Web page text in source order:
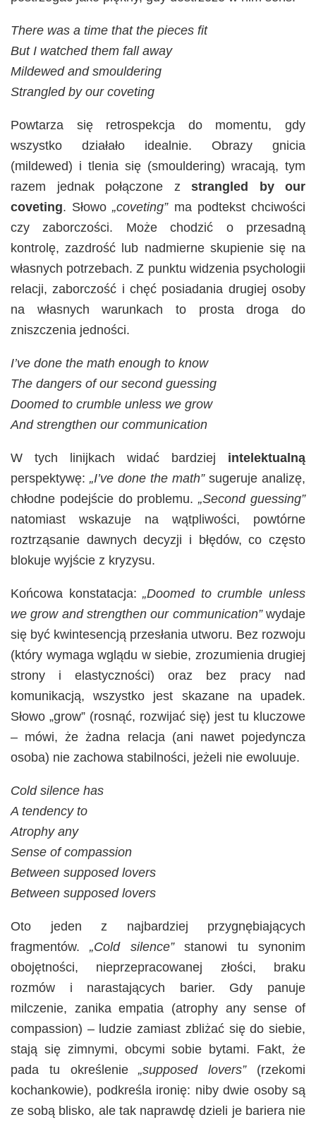
There was a time that the pieces fit
But I watched them fall away
Mildewed and smouldering
Strangled by our coveting
Powtarza się retrospekcja do momentu, gdy
wszystko działało idealnie. Obrazy gnicia
(mildewed) i tlenia się (smouldering) wracają, tym
razem jednak połączone z strangled by our
coveting. Słowo„coveting”ma podtekst chciwości
czy zaborczości. Może chodzić o przesadną
kontrolę, zazdrość lub nadmierne skupienie się na
własnych potrzebach. Z punktu widzenia psychologii
relacji, zaborczość i chęć posiadania drugiej osoby
na własnych warunkach to prosta droga do
zniszczenia jedności.
I’ve done the math enough to know
The dangers of our second guessing
Doomed to crumble unless we grow
And strengthen our communication
W tych linijkach widać bardziej intelektualną
perspektywę: „I’ve done the math”sugeruje analizę,
chłodne podejście do problemu.„Second guessing”
natomiast wskazuje na wątpliwości, powtórne
roztrząsanie dawnych decyzji i błędów, co często
blokuje wyjście z kryzysu.
Końcowa konstatacja:„Doomed to crumble unless
we grow and strengthen our communication”wydaje
się być kwintesencją przesłania utworu. Bez rozwoju
(który wymaga wglądu w siebie, zrozumienia drugiej
strony i elastyczności) oraz bez pracy nad
komunikacją, wszystko jest skazane na upadek.
Słowo „grow” (rosnąć, rozwijać się) jest tu kluczowe
– mówi, że żadna relacja (ani nawet pojedyncza
osoba) nie zachowa stabilności, jeżeli nie ewoluuje.
Cold silence has
A tendency to
Atrophy any
Sense of compassion
Between supposed lovers
Between supposed lovers
Oto jeden z najbardziej przygnębiających
fragmentów. „Cold silence”stanowi tu synonim
obojętności, nieprzepracowanej złości, braku
rozmów i narastających barier. Gdy panuje
milczenie, zanika empatia (atrophy any sense of
compassion) – ludzie zamiast zbliżać się do siebie,
stają się zimnymi, obcymi sobie bytami. Fakt, że
pada tu określenie„supposed lovers”(rzekomi
kochankowie), podkreśla ironię: niby dwie osoby są
ze sobą blisko, ale tak naprawdę dzieli je bariera nie